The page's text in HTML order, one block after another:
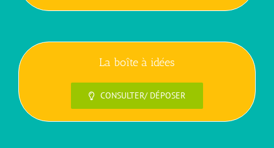
La boîte à idées
CONSULTER/ DÉPOSER